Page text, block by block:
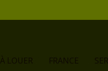
À LOUER FRANCE